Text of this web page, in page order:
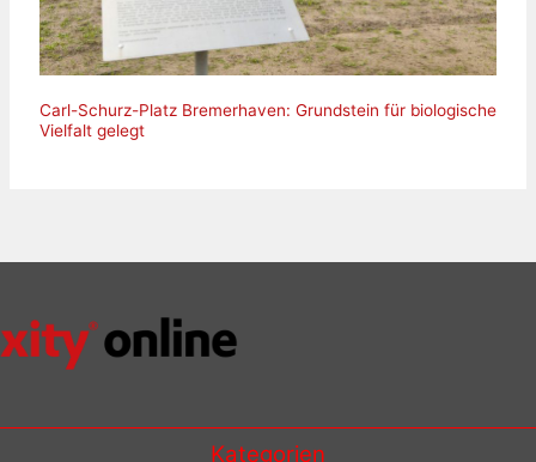
Carl-Schurz-Platz Bremerhaven: Grundstein für biologische
Vielfalt gelegt
Kategorien